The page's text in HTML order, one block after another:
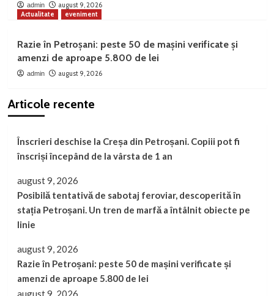
admin
august 9, 2026
Actualitate
eveniment
Razie în Petroșani: peste 50 de mașini verificate și
amenzi de aproape 5.800 de lei
admin august 9, 2026
Articole recente
Înscrieri deschise la Creșa din Petroșani. Copiii pot fi
înscriși începând de la vârsta de 1 an
august 9, 2026
Posibilă tentativă de sabotaj feroviar, descoperită în
stația Petroșani. Un tren de marfă a întâlnit obiecte pe
linie
august 9, 2026
Razie în Petroșani: peste 50 de mașini verificate și
amenzi de aproape 5.800 de lei
august 9, 2026